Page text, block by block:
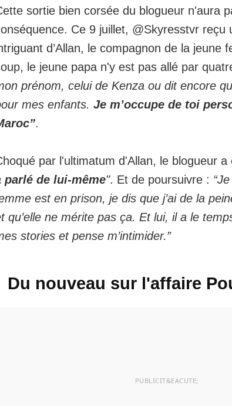
sortie bien corsée du blogueur n'aura
Ce 9 juillet, @Skyresstvr reçu
d’Allan, le compagnon de la jeune
le jeune papa n'y est pas allé par
prénom, celui de Kenza ou dit encore
mes enfants. Je m’occupe de toi
.
par l'ultimatum d'Allan, le blogueur a
parlé de lui-même". Et de poursuivre :
est en prison, je dis que j’ai de la
qu’elle ne mérite pas ça. Et lui, il a le
stories et pense m’intimider.”
Du nouveau sur l'affaire